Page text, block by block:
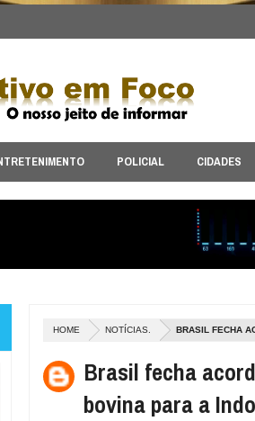
POLICIAL CIDADES
HOME NOTÍCIAS. BRASIL FECHA
Brasil fecha
bovina para a